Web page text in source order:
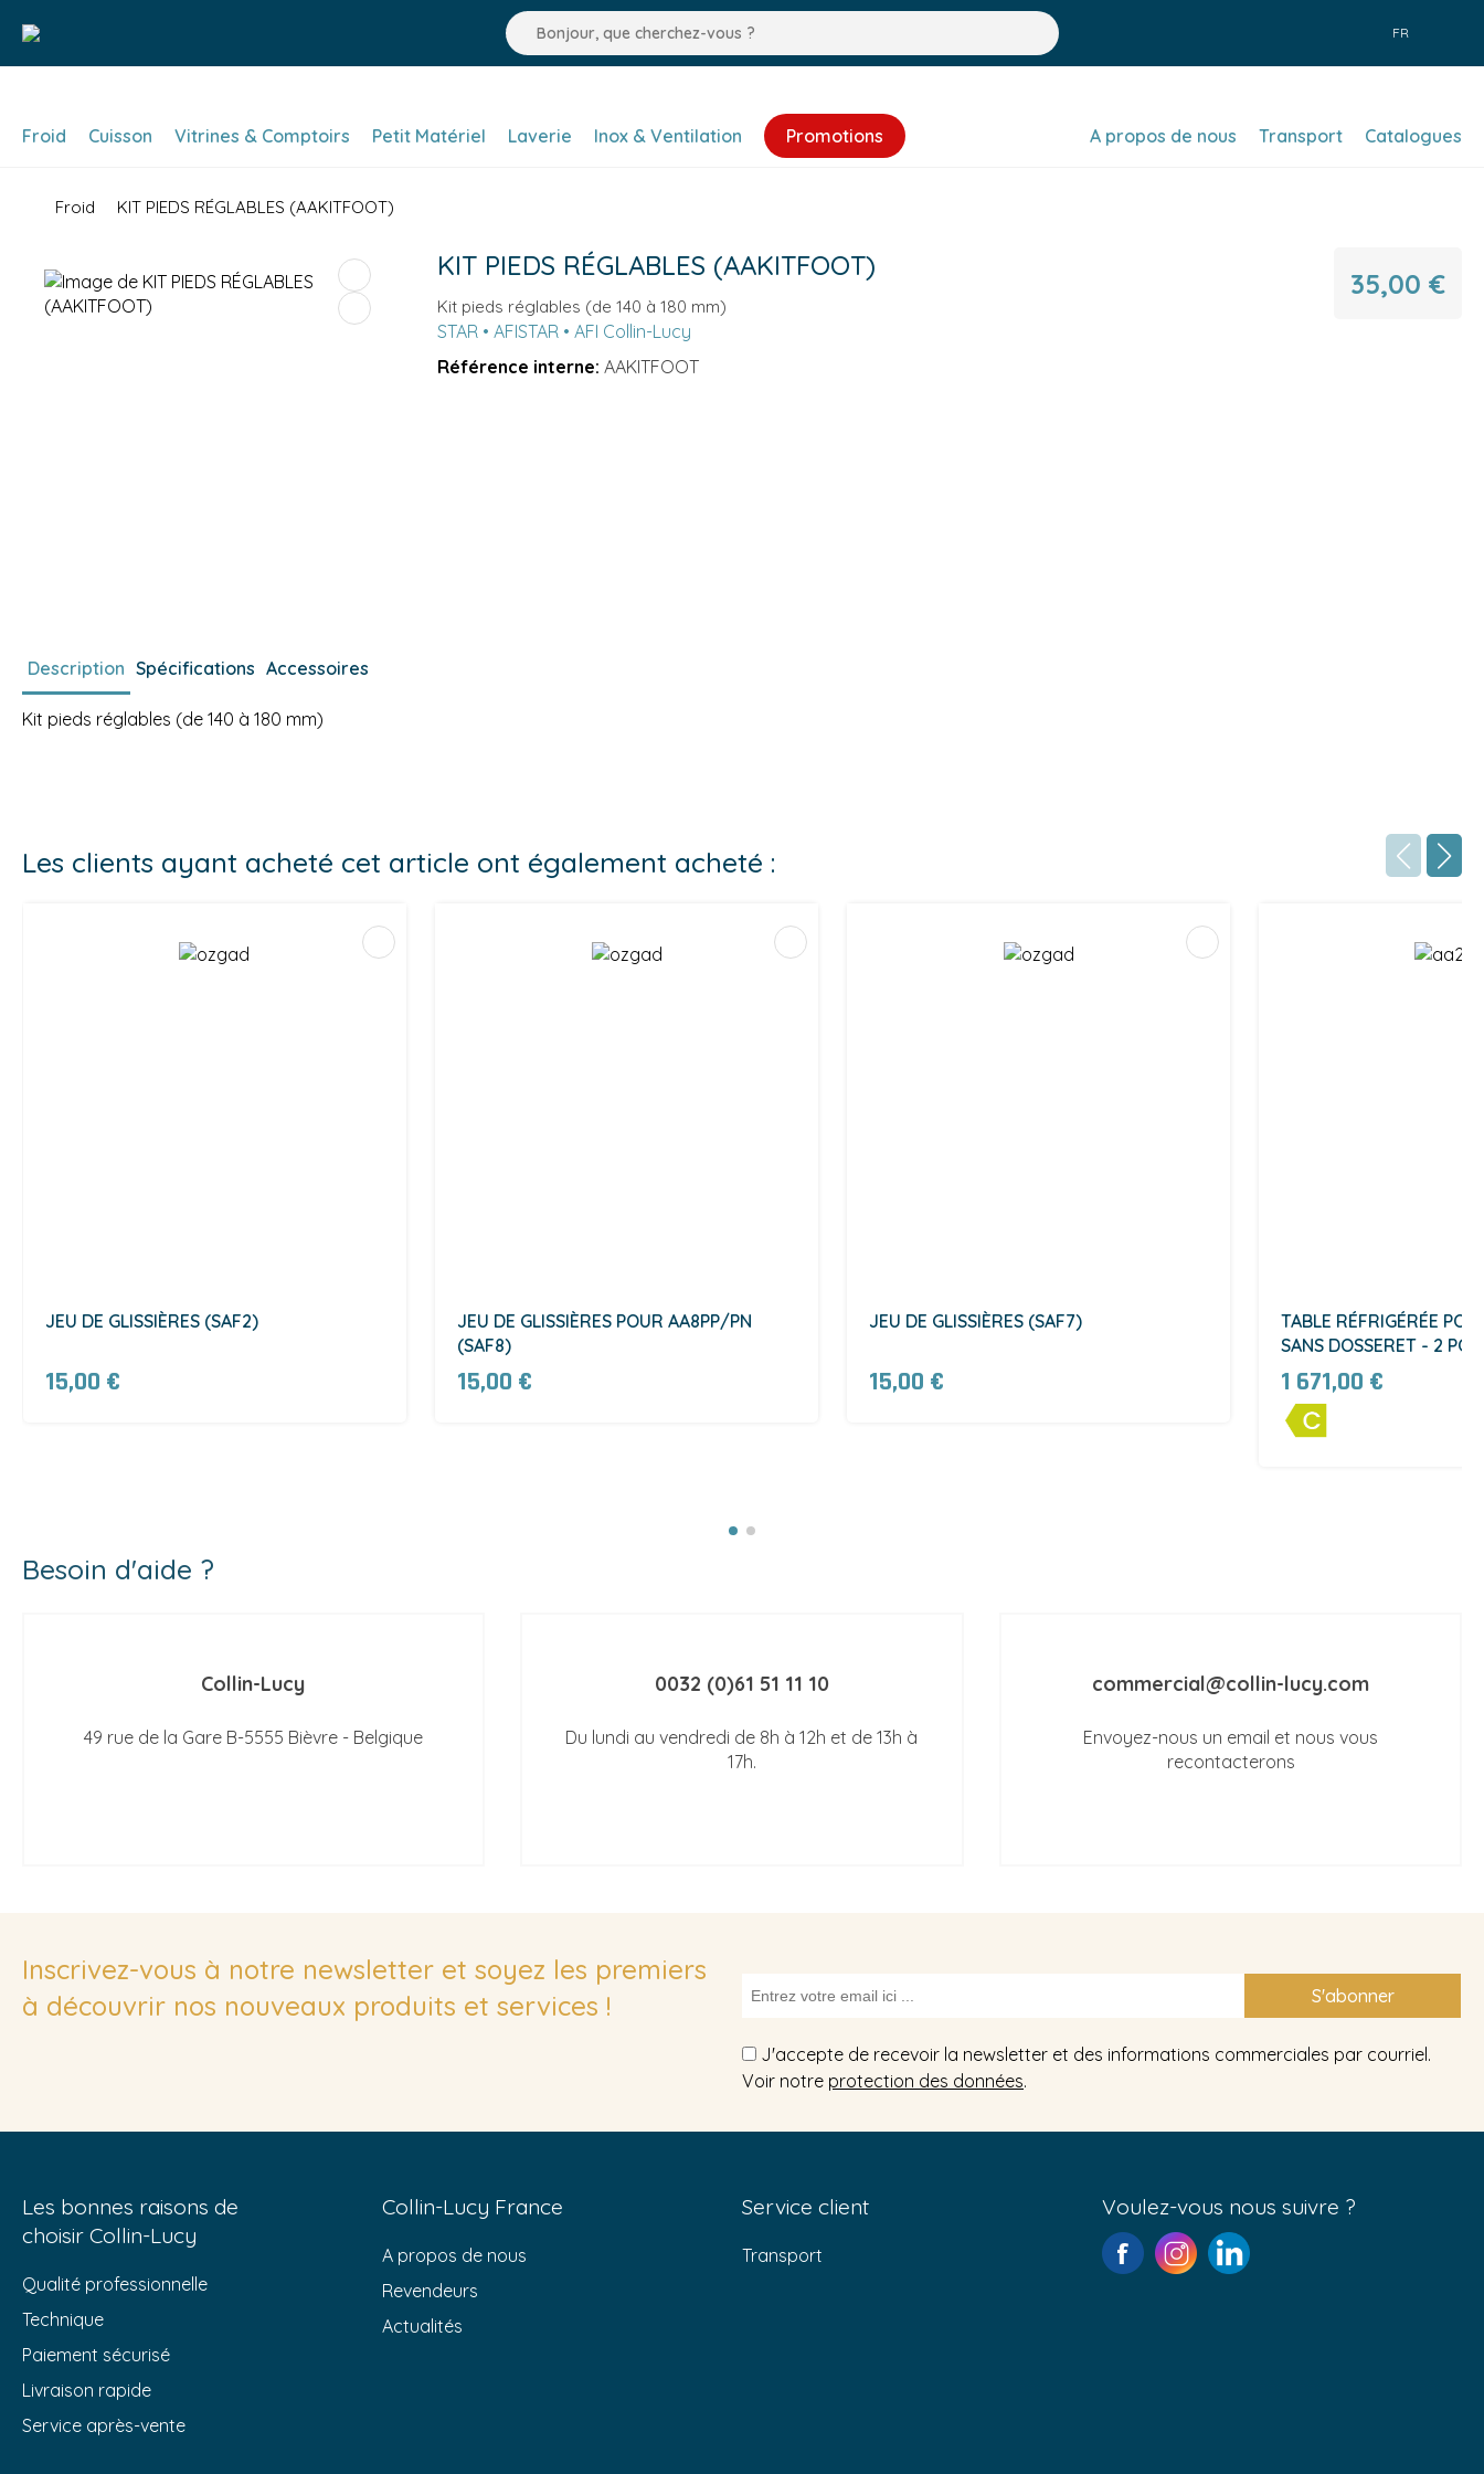
FR
Froid Cuisson Vitrines & Comptoirs Petit Matériel Laverie Inox & Ventilation Promotions A propos de nous Transport Catalogues
Froid KIT PIEDS RÉGLABLES (AAKITFOOT)
KIT PIEDS RÉGLABLES (AAKITFOOT)
Kit pieds réglables (de 140 à 180 mm)
STAR • AFISTAR • AFI Collin-Lucy
Référence interne: AAKITFOOT
35,00 €
Description Spécifications Accessoires
Kit pieds réglables (de 140 à 180 mm)
Les clients ayant acheté cet article ont également acheté :
JEU DE GLISSIÈRES (SAF2)
15,00 €
JEU DE GLISSIÈRES POUR AA8PP/PN
(SAF8)
15,00 €
JEU DE GLISSIÈRES (SAF7)
15,00 €
TABLE RÉFRIGÉRÉE
SANS DOSSERET - 2
1 671,00 €
Besoin d'aide ?
Collin-Lucy
49 rue de la Gare B-5555 Bièvre - Belgique
0032 (0)61 51 11 10
Du lundi au vendredi de 8h à 12h et de 13h à
17h.
commercial@collin-lucy.com
Envoyez-nous un email et nous vous
recontacterons
Inscrivez-vous à notre newsletter et soyez les premiers
à découvrir nos nouveaux produits et services !
S'abonner
J'accepte de recevoir la newsletter et des informations commerciales par courriel.
Voir notre protection des données.
Les bonnes raisons de
choisir Collin-Lucy
Qualité professionnelle
Technique
Paiement sécurisé
Livraison rapide
Service après-vente
Collin-Lucy France
A propos de nous
Revendeurs
Actualités
Service client
Transport
Voulez-vous nous suivre ?